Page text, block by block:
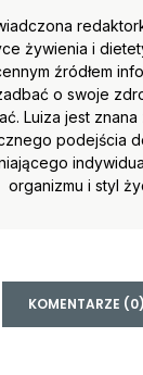
żywienia i
źródłem
o swoje
Luiza jest
podejścia
organizmu i styl
KOMENTARZE (0)